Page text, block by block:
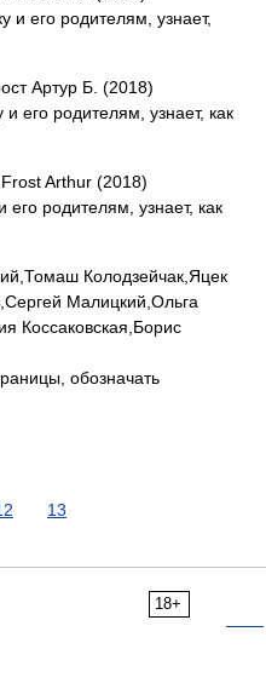
и его родителям, узнает,
Артур Б. (2018)
его родителям, узнает, как
Frost Arthur (2018)
родителям, узнает, как
Колодзейчак,Яцек
Малицкий,Ольга
Коссаковская,Борис
обозначать
13
18+